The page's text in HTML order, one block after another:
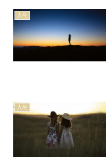
人生
人生